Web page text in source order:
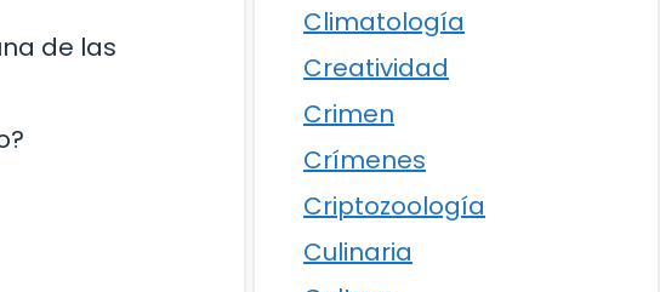
de las
Climatología
Creatividad
Crimen
Crímenes
Criptozoología
Culinaria